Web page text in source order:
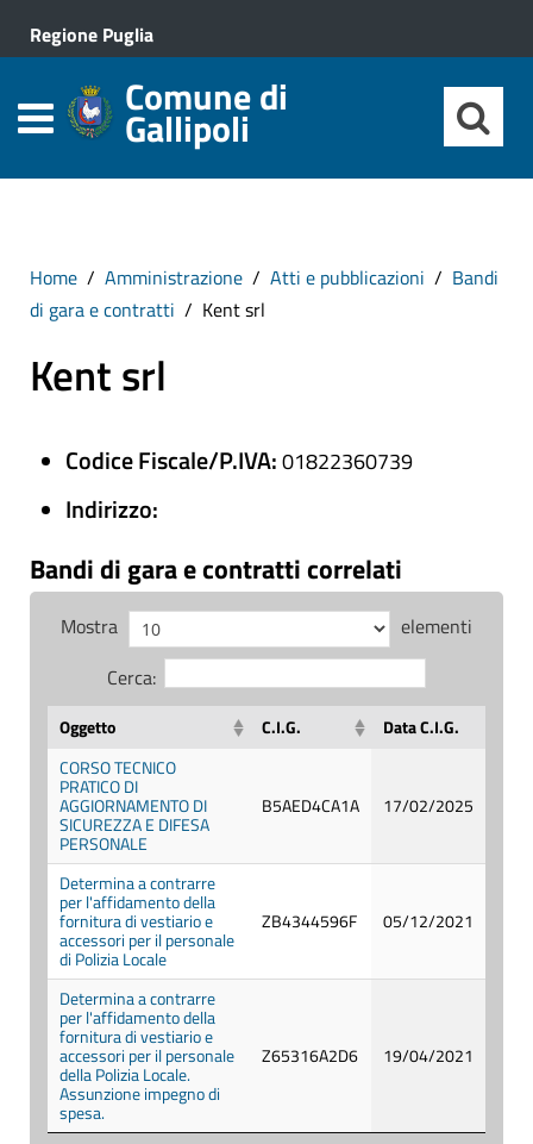
Regione Puglia
Comune di
Gallipoli
Home Amministrazione Atti e pubblicazioni
Bandi
di gara e contratti
Kent srl
Kent srl
Codice Fiscale/P.IVA:01822360739
Indirizzo:
Bandi di gara e contratti correlati
Mostra
elementi
Cerca:
Oggetto C.I.G.
Data C.I.G.
CORSO TECNICO
PRATICO DI
AGGIORNAMENTO DI
SICUREZZA E DIFESA
PERSONALE
B5AED4CA1A 17/02/2025
Determina a contrarre
per l'affidamento della
fornitura di vestiario e
accessori per il personale
di Polizia Locale
ZB4344596F 05/12/2021
Determina a contrarre
per l'affidamento della
fornitura di vestiario e
accessori per il personale
della Polizia Locale.
Assunzione impegno di
spesa.
Z65316A2D6 19/04/2021